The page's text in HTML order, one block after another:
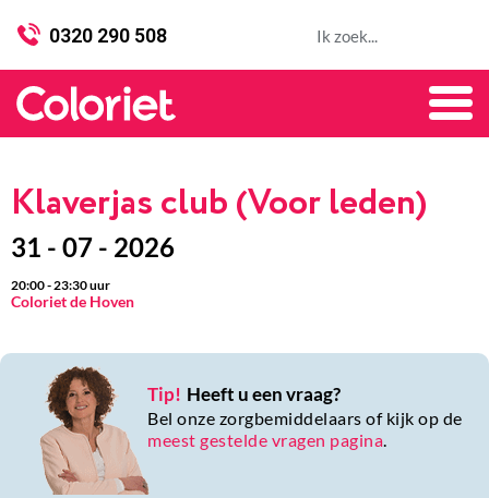
0320 290 508
Klaverjas club (Voor leden)
31 - 07 - 2026
20:00-23:30uur
Coloriet de Hoven
Tip! Heeft u een vraag?
Bel onze zorgbemiddelaars of kijk op de
meest gestelde vragen pagina.